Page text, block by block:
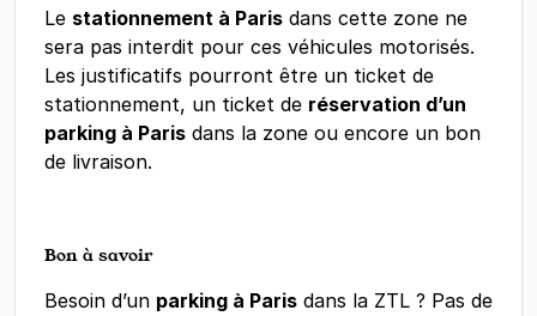
Le stationnement à Paris dans cette zone ne
sera pas interdit pour ces véhicules motorisés.
Les justificatifs pourront être un ticket de
stationnement, un ticket de réservation d’un
parking à Paris dans la zone ou encore un bon
de livraison.
Bon à savoir
Besoin d’un parking à Paris dans la ZTL ? Pas de